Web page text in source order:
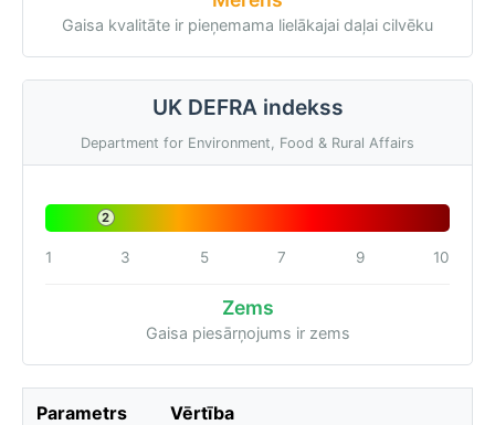
Gaisa kvalitāte ir pieņemama lielākajai daļai cilvēku
UK DEFRA indekss
Department for Environment, Food & Rural Affairs
2
1 3 5 7 9 10
Zems
Gaisa piesārņojums ir zems
Parametrs Vērtība